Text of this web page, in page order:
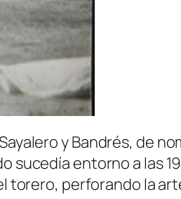
y Bandrés, de
sucedía entorno a las
torero, perforando la